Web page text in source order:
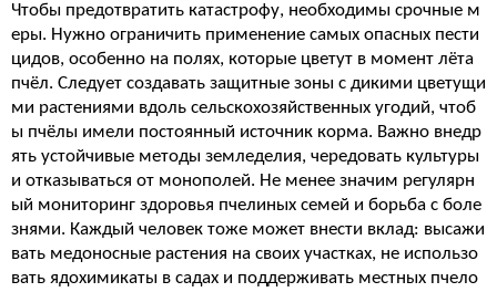
Чтобы предотвратить катастрофу, необходимы срочные м
еры. Нужно ограничить применение самых опасных пести
цидов, особенно на полях, которые цветут в момент лёта
пчёл. Следует создавать защитные зоны с дикими цветущи
ми растениями вдоль сельскохозяйственных угодий, чтоб
ы пчёлы имели постоянный источник корма. Важно внедр
ять устойчивые методы земледелия, чередовать культуры
и отказываться от монополей. Не менее значим регулярн
ый мониторинг здоровья пчелиных семей и борьба с боле
знями. Каждый человек тоже может внести вклад: высажи
вать медоносные растения на своих участках, не использо
вать ядохимикаты в садах и поддерживать местных пчело